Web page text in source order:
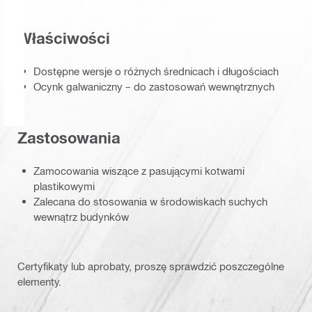
Właściwości
Dostępne wersje o różnych średnicach i długościach
Ocynk galwaniczny – do zastosowań wewnętrznych
Zastosowania
Zamocowania wiszące z pasującymi kotwami
plastikowymi
Zalecana do stosowania w środowiskach suchych
wewnątrz budynków
Certyfikaty lub aprobaty, proszę sprawdzić poszczególne
elementy.